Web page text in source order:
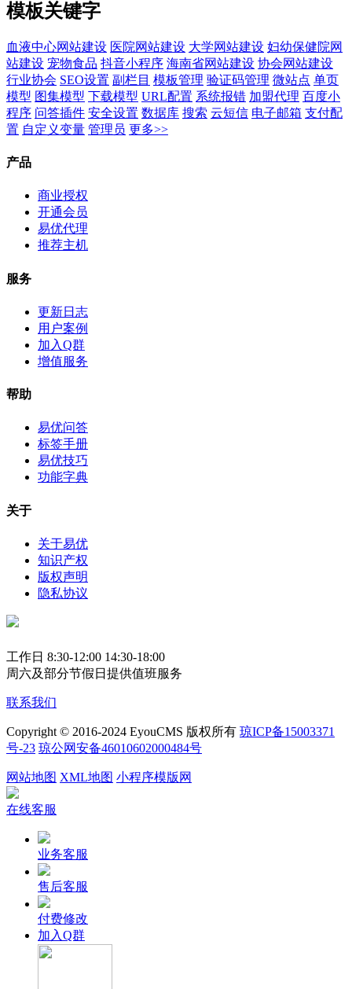
模板关键字
血液中心网站建设 医院网站建设 大学网站建设 妇幼保健院网
站建设 宠物食品 抖音小程序 海南省网站建设 协会网站建设
行业协会 SEO设置 副栏目 模板管理 验证码管理 微站点 单页
模型 图集模型 下载模型 URL配置 系统报错 加盟代理 百度小
程序 问答插件 安全设置 数据库 搜索 云短信 电子邮箱 支付配
置 自定义变量 管理员 更多>>
产品
商业授权
开通会员
易优代理
推荐主机
服务
更新日志
用户案例
加入Q群
增值服务
帮助
易优问答
标签手册
易优技巧
功能字典
关于
关于易优
知识产权
版权声明
隐私协议
工作日 8:30-12:00 14:30-18:00
周六及部分节假日提供值班服务
联系我们
Copyright © 2016-2024 EyouCMS 版权所有 琼ICP备15003371
号-23 琼公网安备46010602000484号
网站地图 XML地图 小程序模版网
在线客服
业务客服
售后客服
付费修改
加入Q群